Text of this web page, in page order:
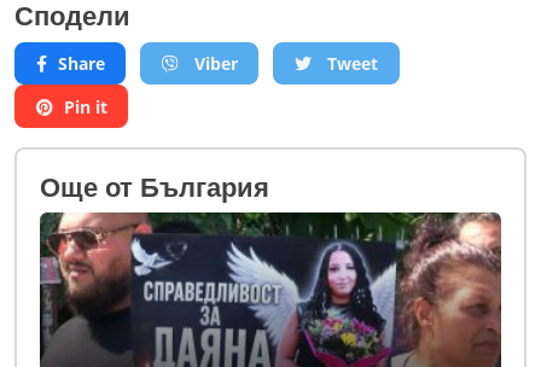
Сподели
Share Viber
Tweet
Pin it
Oще от България